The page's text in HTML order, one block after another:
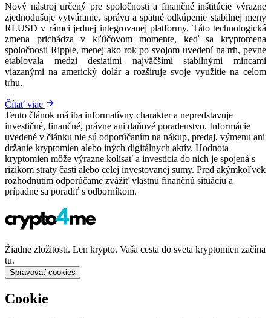
Nový nástroj určený pre spoločnosti a finančné inštitúcie výrazne
zjednodušuje vytváranie, správu a spätné odkúpenie stabilnej meny
RLUSD v rámci jednej integrovanej platformy. Táto technologická
zmena prichádza v kľúčovom momente, keď sa kryptomena
spoločnosti Ripple, menej ako rok po svojom uvedení na trh, pevne
etablovala medzi desiatimi najväčšími stabilnými mincami
viazanými na americký dolár a rozširuje svoje využitie na celom
trhu.
Čítať viac
Tento článok má iba informatívny charakter a nepredstavuje
investičné, finančné, právne ani daňové poradenstvo. Informácie
uvedené v článku nie sú odporúčaním na nákup, predaj, výmenu ani
držanie kryptomien alebo iných digitálnych aktív. Hodnota
kryptomien môže výrazne kolísať a investícia do nich je spojená s
rizikom straty časti alebo celej investovanej sumy. Pred akýmkoľvek
rozhodnutím odporúčame zvážiť vlastnú finančnú situáciu a
prípadne sa poradiť s odborníkom.
Žiadne zložitosti. Len krypto. Vaša cesta do sveta kryptomien začína
tu.
Spravovať cookies
Cookie